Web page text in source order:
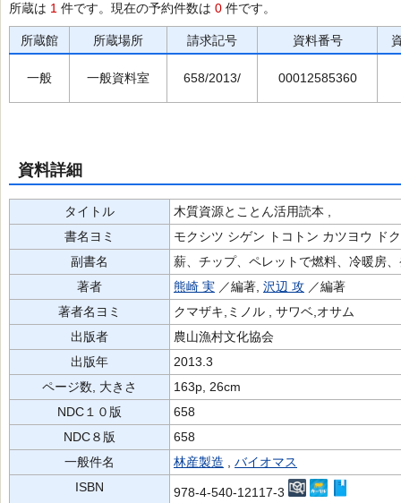
所蔵は 1 件です。現在の予約件数は 0 件です。
所蔵館 所蔵場所 請求記号 資料番号
一般 一般資料室 658/2013/ 00012585360
資料詳細
タイトル
木質資源とことん活用読本 ,
書名ヨミ
モクシツ シゲン トコトン カツヨウ ド
副書名
薪、チップ、ペレットで燃料、冷暖房
著者
熊崎 実 ／編著, 沢辺 攻 ／編著
著者名ヨミ
クマザキ,ミノル , サワベ,オサム
出版者
農山漁村文化協会
出版年
2013.3
ページ数, 大きさ
163p, 26cm
NDC１０版
658
NDC８版
658
一般件名
林産製造
バイオマス
ISBN
978-4-540-12117-3